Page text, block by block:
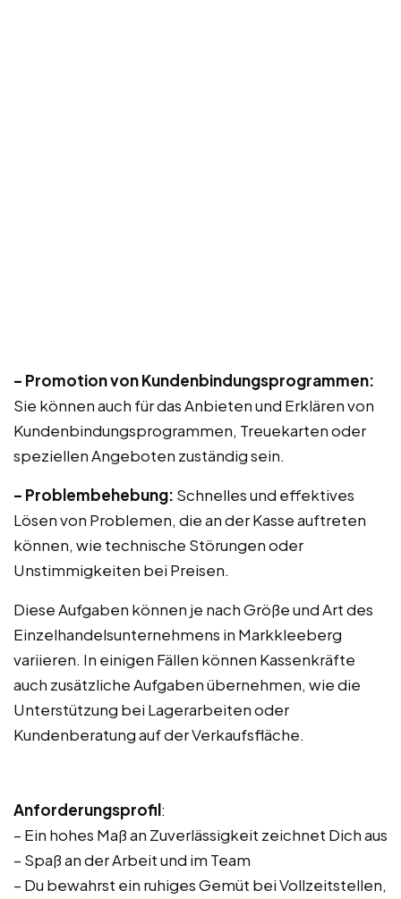
– Promotion von Kundenbindungsprogrammen:
Sie können auch für das Anbieten und Erklären von
Kundenbindungsprogrammen, Treuekarten oder
speziellen Angeboten zuständig sein.
– Problembehebung: Schnelles und effektives
Lösen von Problemen, die an der Kasse auftreten
können, wie technische Störungen oder
Unstimmigkeiten bei Preisen.
Diese Aufgaben können je nach Größe und Art des
Einzelhandelsunternehmens in Markkleeberg
variieren. In einigen Fällen können Kassenkräfte
auch zusätzliche Aufgaben übernehmen, wie die
Unterstützung bei Lagerarbeiten oder
Kundenberatung auf der Verkaufsfläche.
Anforderungsprofil:
– Ein hohes Maß an Zuverlässigkeit zeichnet Dich aus
– Spaß an der Arbeit und im Team
– Du bewahrst ein ruhiges Gemüt bei Vollzeitstellen,